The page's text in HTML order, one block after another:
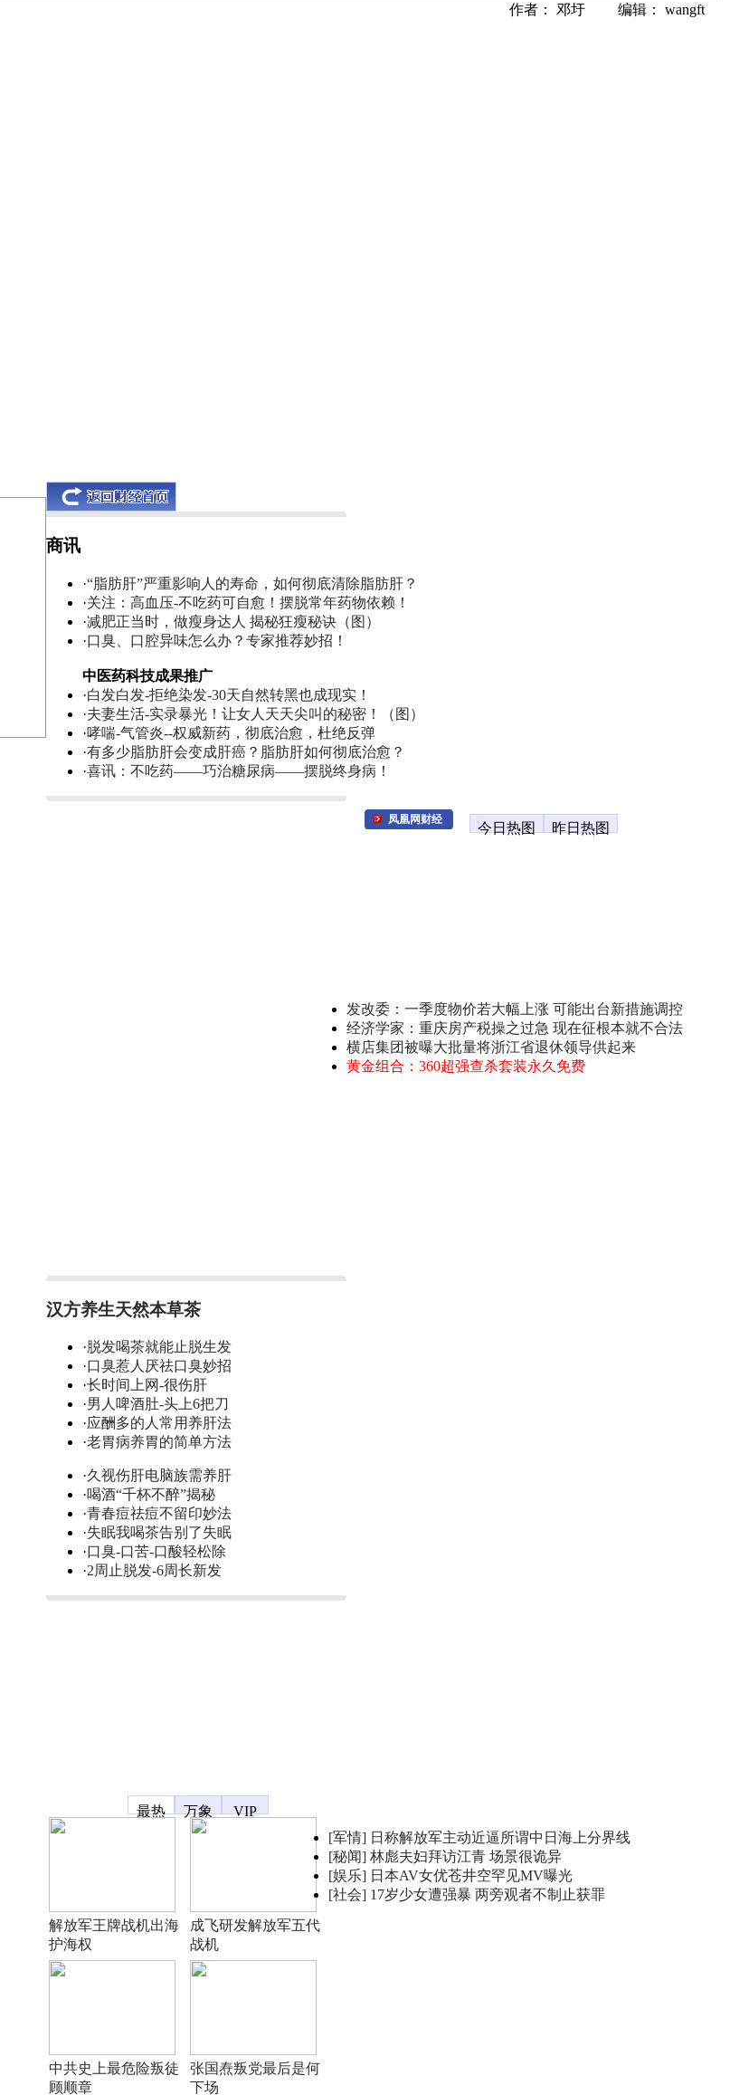
作者： 邓圩 编辑： wangft
商讯
·“脂肪肝”严重影响人的寿命，如何彻底清除脂肪肝？
·关注：高血压-不吃药可自愈！摆脱常年药物依赖！
·减肥正当时，做瘦身达人 揭秘狂瘦秘诀（图）
·口臭、口腔异味怎么办？专家推荐妙招！
中医药科技成果推广
·白发白发-拒绝染发-30天自然转黑也成现实！
·夫妻生活-实录暴光！让女人天天尖叫的秘密！（图）
·哮喘-气管炎--权威新药，彻底治愈，杜绝反弹
·有多少脂肪肝会变成肝癌？脂肪肝如何彻底治愈？
·喜讯：不吃药——巧治糖尿病——摆脱终身病！
凤凰网财经
今日热图 昨日热图
发改委：一季度物价若大幅上涨 可能出台新措施调控
经济学家：重庆房产税操之过急 现在征根本就不合法
横店集团被曝大批量将浙江省退休领导供起来
黄金组合：360超强查杀套装永久免费
汉方养生天然本草茶
·脱发喝茶就能止脱生发
·口臭惹人厌祛口臭妙招
·长时间上网-很伤肝
·男人啤酒肚-头上6把刀
·应酬多的人常用养肝法
·老胃病养胃的简单方法
·久视伤肝电脑族需养肝
·喝酒“千杯不醉”揭秘
·青春痘祛痘不留印妙法
·失眠我喝茶告别了失眠
·口臭-口苦-口酸轻松除
·2周止脱发-6周长新发
最热
万象 VIP
解放军王牌战机出海
护海权
成飞研发解放军五代
战机
中共史上最危险叛徒
顾顺章
张国焘叛党最后是何
下场
[军情] 日称解放军主动近逼所谓中日海上分界线
[秘闻] 林彪夫妇拜访江青 场景很诡异
[娱乐] 日本AV女优苍井空罕见MV曝光
[社会] 17岁少女遭强暴 两旁观者不制止获罪